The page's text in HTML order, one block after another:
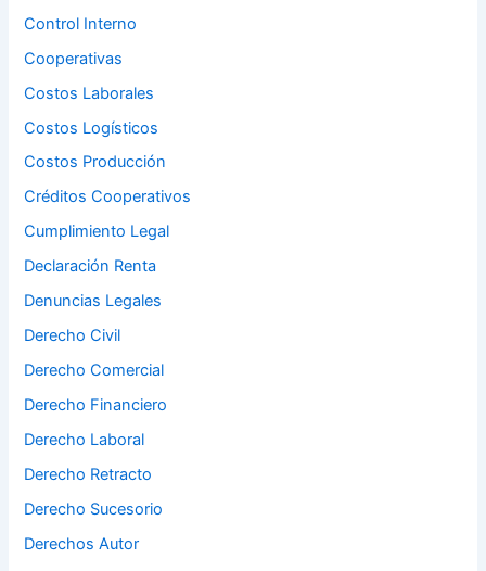
Control Interno
Cooperativas
Costos Laborales
Costos Logísticos
Costos Producción
Créditos Cooperativos
Cumplimiento Legal
Declaración Renta
Denuncias Legales
Derecho Civil
Derecho Comercial
Derecho Financiero
Derecho Laboral
Derecho Retracto
Derecho Sucesorio
Derechos Autor